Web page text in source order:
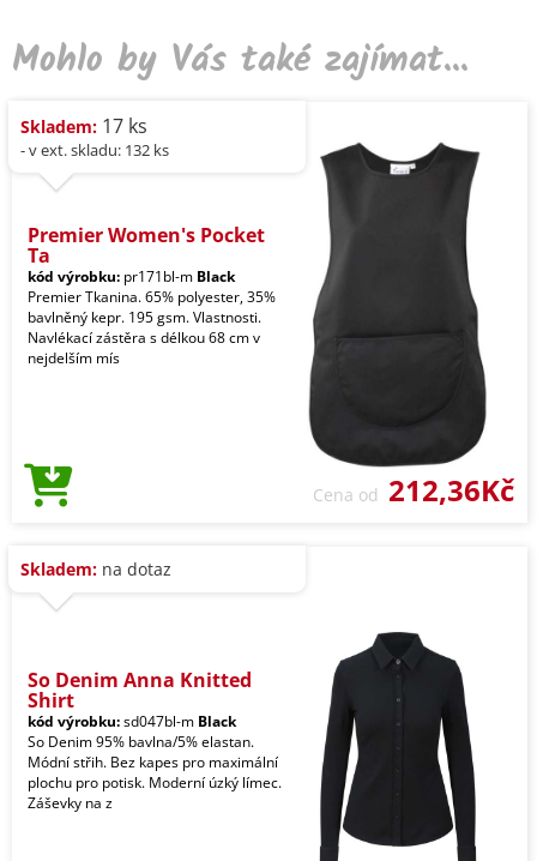
Mohlo by Vás také zajímat...
Skladem: 17 ks
- v ext. skladu: 132 ks
Premier Women's Pocket
Ta
kód výrobku: pr171bl-m Black
Premier Tkanina. 65% polyester, 35%
bavlněný kepr. 195 gsm. Vlastnosti.
Navlékací zástěra s délkou 68 cm v
nejdelším mís
Cena od 212,36Kč
Skladem: na dotaz
So Denim Anna Knitted
Shirt
kód výrobku:sd047bl-m Black
So Denim 95% bavlna/5% elastan.
Módní střih. Bez kapes pro maximální
plochu pro potisk. Moderní úzký límec.
Záševky na z